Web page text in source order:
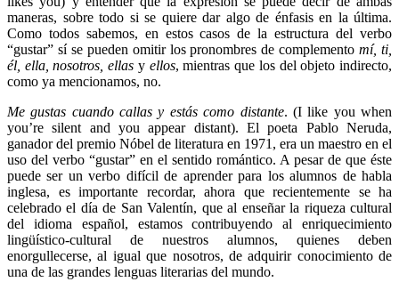
maneras, sobre todo si se quiere dar algo de énfasis en la última.
Como todos sabemos, en estos casos de la estructura del verbo
“gustar” sí se pueden omitir los pronombres de complementomí, ti,
él, ella, nosotros, ellas y ellos, mientras que los del objeto indirecto,
como ya mencionamos, no.
Me gustas cuando callas y estás como distante. (I like you when
you’re silent and you appear distant). El poeta Pablo Neruda,
ganador del premio Nóbel de literatura en 1971, era un maestro en el
uso del verbo “gustar” en el sentido romántico. A pesar de que éste
puede ser un verbo difícil de aprender para los alumnos de habla
inglesa, es importante recordar, ahora que recientemente se ha
celebrado el día de San Valentín, que al enseñar la riqueza cultural
del idioma español, estamos contribuyendo al enriquecimiento
lingüístico-cultural de nuestros alumnos, quienes deben
enorgullecerse, al igual que nosotros, de adquirir conocimiento de
una de las grandes lenguas literarias del mundo.